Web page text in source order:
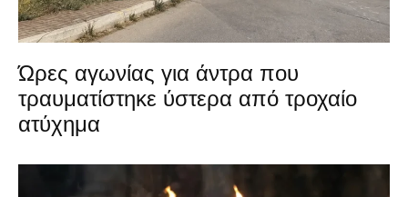
Ώρες αγωνίας για άντρα που
τραυματίστηκε ύστερα από τροχαίο
ατύχημα